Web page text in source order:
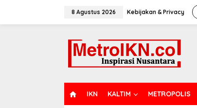
8 Agustus 2026 Kebijakan & Privacy
O
IKN KALTIM METROPOLIS